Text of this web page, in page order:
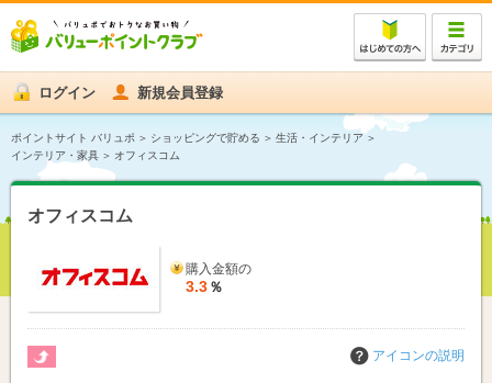
ログイン 新規会員登録
ポイントサイト バリュポ ショッピングで貯める
生活・インテリア
インテリア・家具
オフィスコム
オフィスコム
購入金額の
3.3 ％
アイコンの説明